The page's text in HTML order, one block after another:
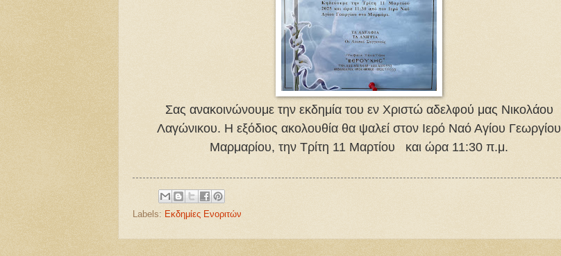
Σας ανακοινώνουμε την εκδημία του εν Χριστώ αδελφού μας Νικολάου
Λαγώνικου. Η εξόδιος ακολουθία θα ψαλεί στον Ιερό Ναό Αγίου Γεωργίου
Μαρμαρίου, την Τρίτη 11 Μαρτίου και ώρα 11:30 π.μ.
Labels: Εκδημίες Ενοριτών